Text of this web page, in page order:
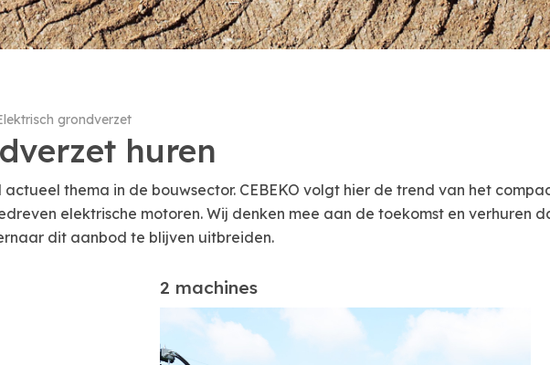
grondverzet
huren
actueel thema in de bouwsector. CEBEKO volgt hier de trend van het
elektrische motoren. Wij denken mee aan de toekomst en verhuren
dit aanbod te blijven uitbreiden.
2 machines